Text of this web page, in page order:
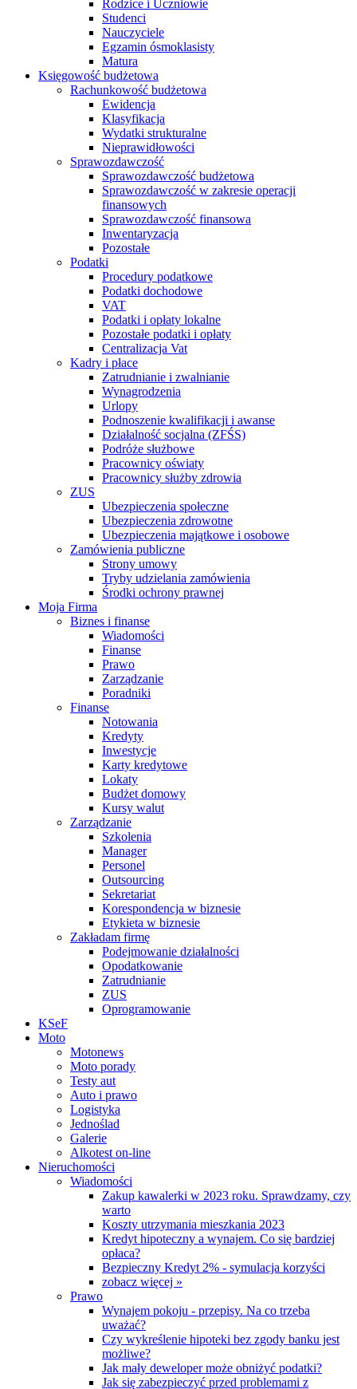
Rodzice i Uczniowie
Studenci
Nauczyciele
Egzamin ósmoklasisty
Matura
Księgowość budżetowa
Rachunkowość budżetowa
Ewidencja
Klasyfikacja
Wydatki strukturalne
Nieprawidłowości
Sprawozdawczość
Sprawozdawczość budżetowa
Sprawozdawczość w zakresie operacji
finansowych
Sprawozdawczość finansowa
Inwentaryzacja
Pozostałe
Podatki
Procedury podatkowe
Podatki dochodowe
VAT
Podatki i opłaty lokalne
Pozostałe podatki i opłaty
Centralizacja Vat
Kadry i płace
Zatrudnianie i zwalnianie
Wynagrodzenia
Urlopy
Podnoszenie kwalifikacji i awanse
Działalność socjalna (ZFŚS)
Podróże służbowe
Pracownicy oświaty
Pracownicy służby zdrowia
ZUS
Ubezpieczenia społeczne
Ubezpieczenia zdrowotne
Ubezpieczenia majątkowe i osobowe
Zamówienia publiczne
Strony umowy
Tryby udzielania zamówienia
Środki ochrony prawnej
Moja Firma
Biznes i finanse
Wiadomości
Finanse
Prawo
Zarządzanie
Poradniki
Finanse
Notowania
Kredyty
Inwestycje
Karty kredytowe
Lokaty
Budżet domowy
Kursy walut
Zarządzanie
Szkolenia
Manager
Personel
Outsourcing
Sekretariat
Korespondencja w biznesie
Etykieta w biznesie
Zakładam firmę
Podejmowanie działalności
Opodatkowanie
Zatrudnianie
ZUS
Oprogramowanie
KSeF
Moto
Motonews
Moto porady
Testy aut
Auto i prawo
Logistyka
Jednoślad
Galerie
Alkotest on-line
Nieruchomości
Wiadomości
Zakup kawalerki w 2023 roku. Sprawdzamy, czy
warto
Koszty utrzymania mieszkania 2023
Kredyt hipoteczny a wynajem. Co się bardziej
opłaca?
Bezpieczny Kredyt 2% - symulacja korzyści
zobacz więcej »
Prawo
Wynajem pokoju - przepisy. Na co trzeba
uważać?
Czy wykreślenie hipoteki bez zgody banku jest
możliwe?
Jak mały deweloper może obniżyć podatki?
Jak się zabezpieczyć przed problemami z